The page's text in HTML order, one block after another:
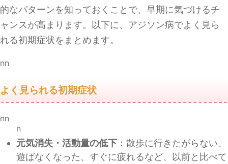
的なパターンを知っておくことで、早期に気づけるチ
ャンスが高まります。以下に、アジソン病でよく見ら
れる初期症状をまとめます。
nn
よく見られる初期症状
nn
n
元気消失・活動量の低下 ：散歩に行きたがらない、
遊ばなくなった、すぐに疲れるなど、以前と比べて